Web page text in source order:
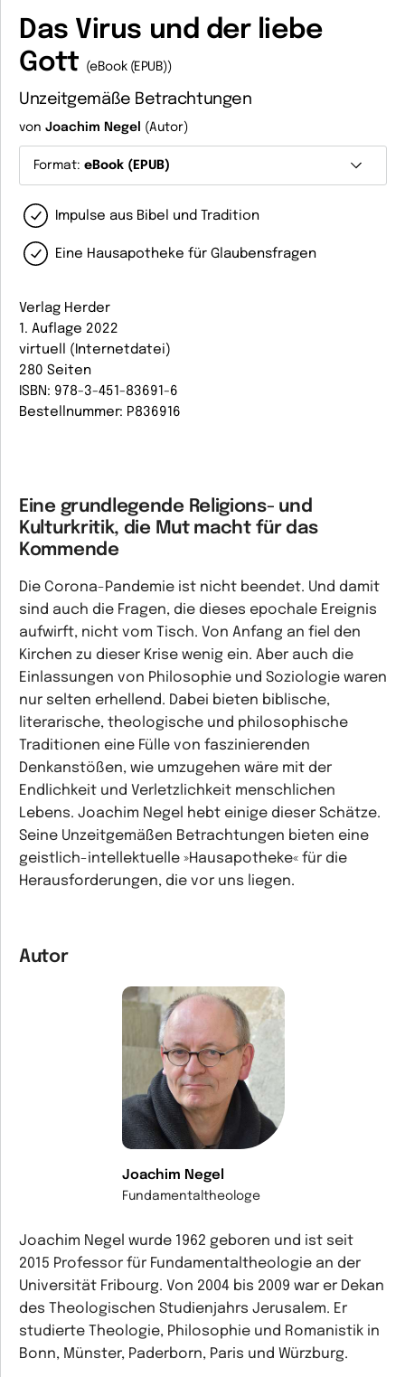
Das Virus und der liebe
Gott
(eBook (EPUB))
Unzeitgemäße Betrachtungen
von Joachim Negel (Autor)
Format: eBook (EPUB)
Impulse aus Bibel und Tradition
Eine Hausapotheke für Glaubensfragen
Verlag Herder
1. Auflage 2022
virtuell (Internetdatei)
280 Seiten
ISBN: 978-3-451-83691-6
Bestellnummer: P836916
Eine grundlegende Religions- und
Kulturkritik, die Mut macht für das
Kommende
Die Corona-Pandemie ist nicht beendet. Und damit
sind auch die Fragen, die dieses epochale Ereignis
aufwirft, nicht vom Tisch. Von Anfang an fiel den
Kirchen zu dieser Krise wenig ein. Aber auch die
Einlassungen von Philosophie und Soziologie waren
nur selten erhellend. Dabei bieten biblische,
literarische, theologische und philosophische
Traditionen eine Fülle von faszinierenden
Denkanstößen, wie umzugehen wäre mit der
Endlichkeit und Verletzlichkeit menschlichen
Lebens. Joachim Negel hebt einige dieser Schätze.
Seine Unzeitgemäßen Betrachtungen bieten eine
geistlich-intellektuelle »Hausapotheke« für die
Herausforderungen, die vor uns liegen.
Autor
Joachim Negel
Fundamentaltheologe
Joachim Negel wurde 1962 geboren und ist seit
2015 Professor für Fundamentaltheologie an der
Universität Fribourg. Von 2004 bis 2009 war er Dekan
des Theologischen Studienjahrs Jerusalem. Er
studierte Theologie, Philosophie und Romanistik in
Bonn, Münster, Paderborn, Paris und Würzburg.